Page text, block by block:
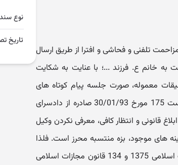
تلفنی و فحاشی و افترا از طریق ارسال
خانم ع. فرزند ...؛ با عنایت به شکایت
معموله، صورت جلسه پیام کوتاه های
موهن پیوست از خط متهم به خط شاکیه، کیفرخواست 175 مورخ 30/01/93 صادره از دادسرای
قانونی و انتظار کافی، معرفی نکردن وکیل
های موجود، بزه منتسبه محرز است. فلذا
دادگاه با استناد به مواد 608 و 641 از قانون مجازات اسلامی 1375 و 134 قانون مجازات اسلامی
نوع سند
تاریخ